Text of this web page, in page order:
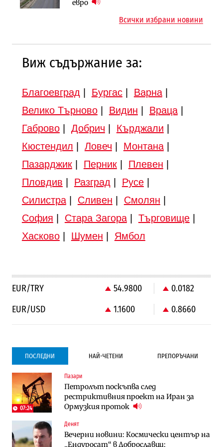
евро
инвестиционна програма
Всички избрани новини
Виж съдържание за:
Благоевград Бургас| Варна|
Велико Търново| Видин Враца|
Габрово| Добрич Кърджали
Кюстендил
Ловеч Монтана|
Пазарджик| Перник| Плевен
Пловдив
Разград Русе|
Силистра| Сливен Смолян
София
Стара Загора| Търговище|
Хасково| Шумен Ямбол
EUR/TRY 54.9800
0.0182
EUR/USD
1.1600 0.8660
ПОСЛЕДНИ НАЙ-ЧЕТЕНИ ПРЕПОРЪЧАНИ
07:24
Пазари
Петролът поскъпва след
рестриктивния проект на Иран за
Ормузкия проток
Денят
Вечерни новини: Космически център на
„Ендуросат“ в Доброславци;
Градоустройство
Столична община избра изпълнител за
преместването на трамвайното
трасе по бул. „Скобелев“
Компании
Vivacom предлага над 150 устройства с
90% отстъпка през август
Компании
Vivacom предлага над 150 устройства с
90% отстъпка през август
To:know
Последни дни с обозначаване на цените
в лева: Какво предстои?